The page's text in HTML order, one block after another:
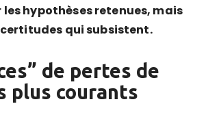
hypothèses retenues, mais
qui subsistent.
de pertes de
plus courants